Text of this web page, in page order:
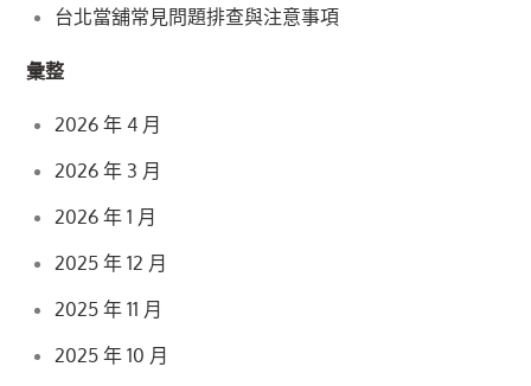
台北當舖常見問題排查與注意事項
彙整
2026 年 4 月
2026 年 3 月
2026 年 1 月
2025 年 12 月
2025 年 11 月
2025 年 10 月